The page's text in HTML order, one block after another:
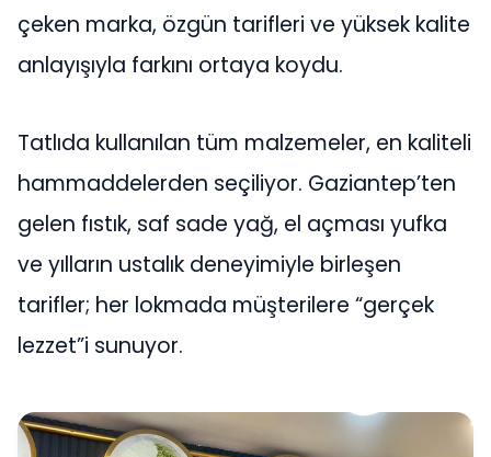
çeken marka, özgün tarifleri ve yüksek kalite
anlayışıyla farkını ortaya koydu.
Tatlıda kullanılan tüm malzemeler, en kaliteli
hammaddelerden seçiliyor. Gaziantep’ten
gelen fıstık, saf sade yağ, el açması yufka
ve yılların ustalık deneyimiyle birleşen
tarifler; her lokmada müşterilere “gerçek
lezzet”i sunuyor.